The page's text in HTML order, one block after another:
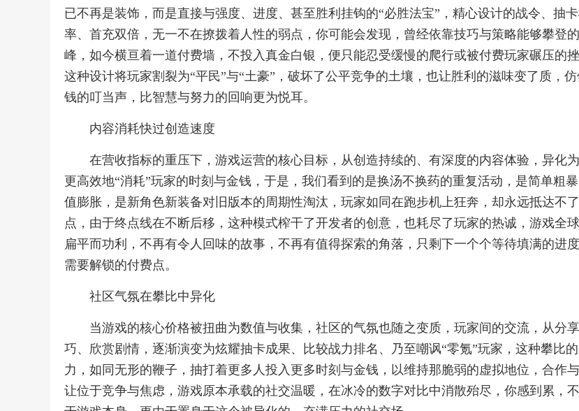
已不再是装饰，而是直接与强度、进度、甚至胜利挂钩的“必胜法宝”，精心设计的战令、抽
率、首充双倍，无一不在撩拨着人性的弱点，你可能会发现，曾经依靠技巧与策略能够攀登
峰，如今横亘着一道付费墙，不投入真金白银，便只能忍受缓慢的爬行或被付费玩家碾压的挫
这种设计将玩家割裂为“平民”与“土豪”，破坏了公平竞争的土壤，也让胜利的滋味变了质，
钱的叮当声，比智慧与努力的回响更为悦耳。
内容消耗快过创造速度
在营收指标的重压下，游戏运营的核心目标，从创造持续的、有深度的内容体验，异化
更高效地“消耗”玩家的时刻与金钱，于是，我们看到的是换汤不换药的重复活动，是简单粗
值膨胀，是新角色新装备对旧版本的周期性淘汰，玩家如同在跑步机上狂奔，却永远抵达不
点，由于终点线在不断后移，这种模式榨干了开发者的创意，也耗尽了玩家的热诚，游戏全
扁平而功利，不再有令人回味的故事，不再有值得探索的角落，只剩下一个个等待填满的进
需要解锁的付费点。
社区气氛在攀比中异化
当游戏的核心价格被扭曲为数值与收集，社区的气氛也随之变质，玩家间的交流，从分
巧、欣赏剧情，逐渐演变为炫耀抽卡成果、比较战力排名、乃至嘲讽“零氪”玩家，这种攀比
力，如同无形的鞭子，抽打着更多人投入更多时刻与金钱，以维持那脆弱的虚拟地位，合作
让位于竞争与焦虑，游戏原本承载的社交温暖，在冰冷的数字对比中消散殆尽，你感到累，